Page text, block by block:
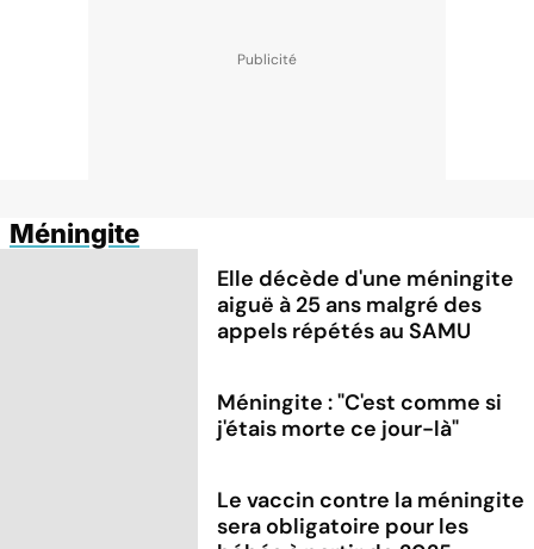
Méningite
Elle décède d'une méningite
aiguë à 25 ans malgré des
appels répétés au SAMU
Méningite : "C'est comme si
j'étais morte ce jour-là"
Le vaccin contre la méningite
sera obligatoire pour les